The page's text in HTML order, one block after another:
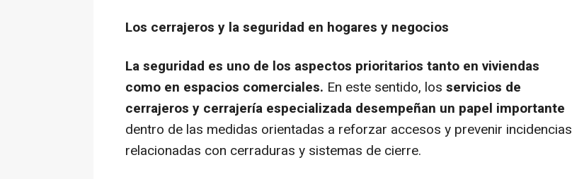
Los cerrajeros y la seguridad en hogares y negocios
La seguridad es uno de los aspectos prioritarios tanto en viviendas
como en espacios comerciales. En este sentido, los servicios de
cerrajeros y cerrajería especializada desempeñan un papel importante
dentro de las medidas orientadas a reforzar accesos y prevenir incidencias
relacionadas con cerraduras y sistemas de cierre.